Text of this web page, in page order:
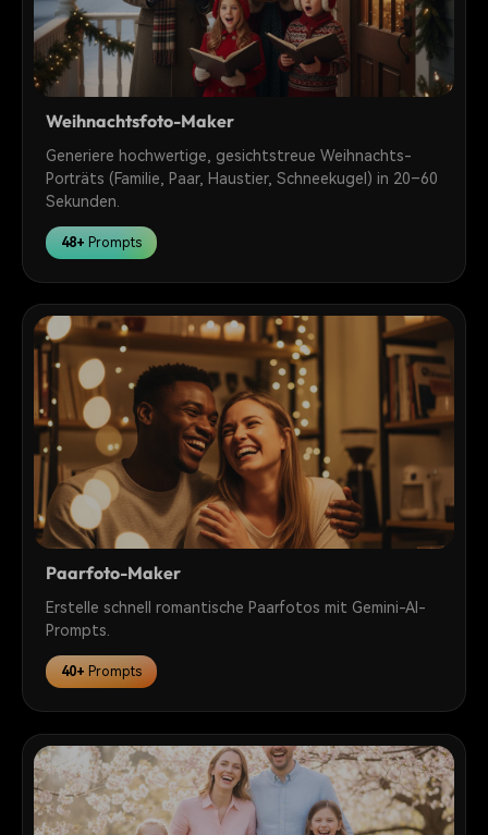
Weihnachtsfoto-Maker
Generiere hochwertige, gesichtstreue Weihnachts-
Porträts (Familie, Paar, Haustier, Schneekugel) in 20–60
Sekunden.
48+ Prompts
Paarfoto-Maker
Erstelle schnell romantische Paarfotos mit Gemini-AI-
Prompts.
40+ Prompts